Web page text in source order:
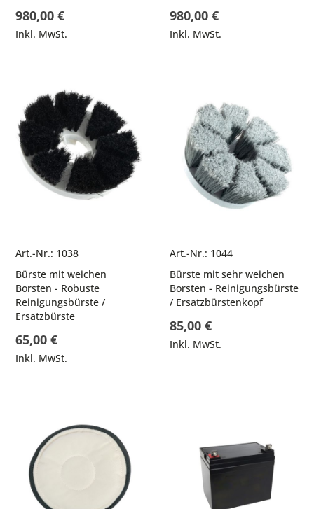
980,00 €
Inkl. MwSt.
980,00 €
Inkl. MwSt.
Art.-Nr.: 1038
Bürste mit weichen
Borsten - Robuste
Reinigungsbürste /
Ersatzbürste
65,00 €
Inkl. MwSt.
Art.-Nr.: 1044
Bürste mit sehr weichen
Borsten - Reinigungsbürste
/ Ersatzbürstenkopf
85,00 €
Inkl. MwSt.